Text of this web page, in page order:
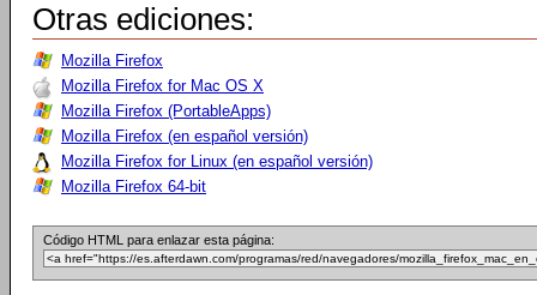
Otras ediciones:
Mozilla Firefox
Mozilla Firefox for Mac OS X
Mozilla Firefox (PortableApps)
Mozilla Firefox (en español versión)
Mozilla Firefox for Linux (en español versión)
Mozilla Firefox 64-bit
Código HTML para enlazar esta página: